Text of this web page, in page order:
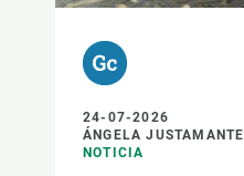
24-07-2026
ÁNGELA JUSTAMANTE
NOTICIA